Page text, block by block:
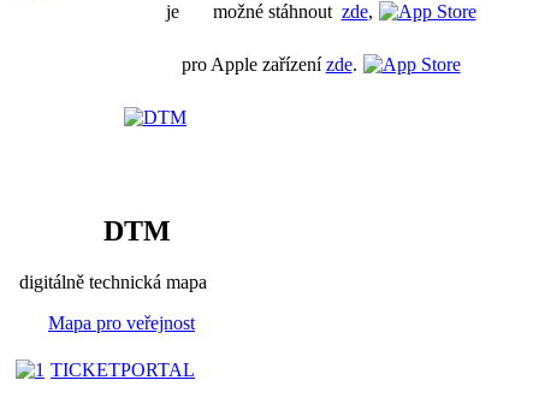
je možné stáhnout zde,
pro Apple zařízenízde.
DTM
digitálně technická mapa
Mapa pro veřejnost
TICKETPORTAL